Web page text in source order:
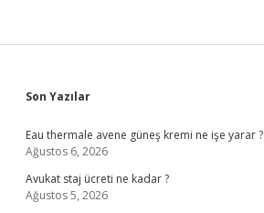
Sidebar
Son Yazılar
Eau thermale avene güneş kremi ne işe yarar ?
Ağustos 6, 2026
Avukat staj ücreti ne kadar ?
Ağustos 5, 2026